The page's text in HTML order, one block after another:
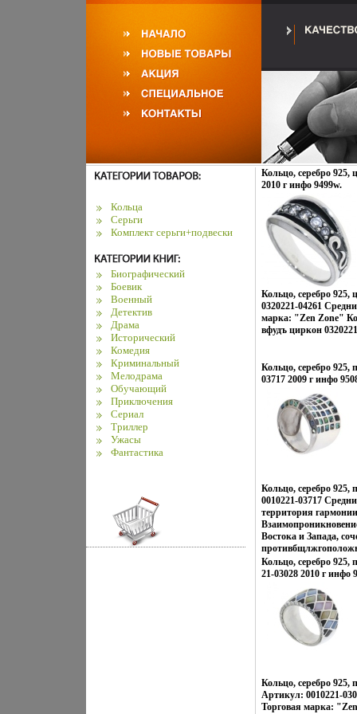
Кольца
Серьги
Комплект серьги+подвески
Биографический
Боевик
Военный
Детектив
Драма
Исторический
Комедия
Криминальный
Мелодрама
Обучающий
Приключения
Сериал
Триллер
Ужасы
Фантастика
Кольцо, серебро 925,
2010 г инфо 9499w.
Кольцо, серебро
0320221-04261
марка: "Zen Zone"
вфудъ циркон
Кольцо, серебро 925,
03717 2009 г инфо
Кольцо, серебро
0010221-03717
территория
Востока и Запада,
неонового Токио,
кофеин,
лазурных
тенденций Милана –
ювелирных
изменили
создания
подчеркивать,
неповторимый
заряд настроения и
Кольцо, серебро 925,
21-03028 2010 г инфо
Кольцо, серебро 925,
Артикул: 0010221-
Торговая марка: